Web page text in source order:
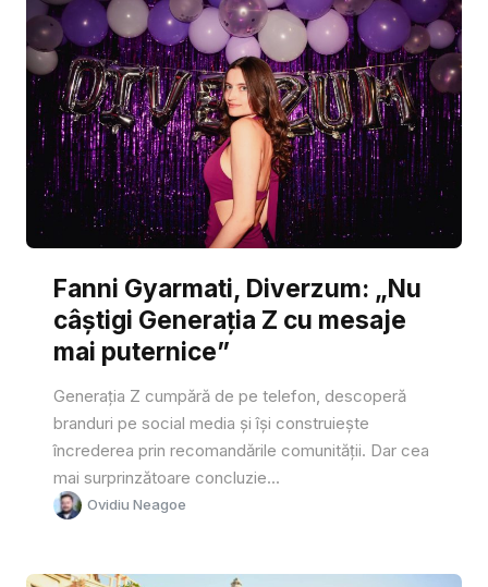
Fanni Gyarmati, Diverzum: „Nu
câștigi Generația Z cu mesaje
mai puternice”
Generația Z cumpără de pe telefon, descoperă
branduri pe social media și își construiește
încrederea prin recomandările comunității. Dar cea
mai surprinzătoare concluzie...
Ovidiu Neagoe